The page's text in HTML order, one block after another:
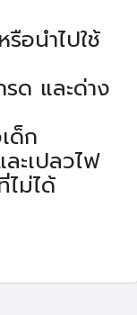
อนำไปใช้
ด และด่าง
ด็ก
ะเปลวไฟ
ม่ได้